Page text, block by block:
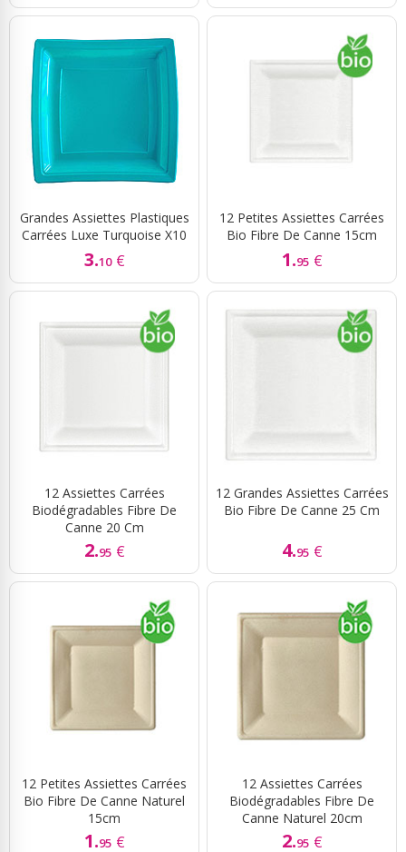
Grandes Assiettes Plastiques
Carrées Luxe Turquoise X10
3.10 €
12 Petites Assiettes Carrées
Bio Fibre De Canne 15cm
1.95 €
12 Assiettes Carrées
Biodégradables Fibre De
Canne 20 Cm
2.95 €
12 Grandes Assiettes Carrées
Bio Fibre De Canne 25 Cm
4.95 €
12 Petites Assiettes Carrées
Bio Fibre De Canne Naturel
15cm
1.95 €
12 Assiettes Carrées
Biodégradables Fibre De
Canne Naturel 20cm
2.95 €